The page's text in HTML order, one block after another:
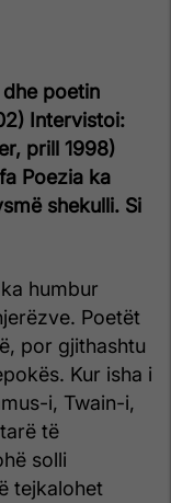
poetin
Intervistoi:
prill 1998)
Poezia ka
shekulli. Si
humbur
Poetët
por gjithashtu
Kur isha i
i, Twain-i,
të
solli
tejkalohet